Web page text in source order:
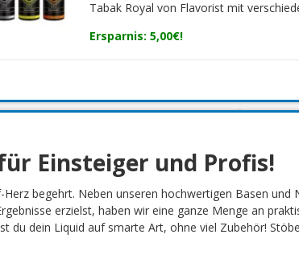
Tabak Royal von Flavorist mit
Ersparnis: 5,00€!
Einsteiger und Profis!
begehrt. Neben unseren hochwertigen Basen
erzielst, haben wir eine ganze Menge an
du dein Liquid auf smarte Art, ohne viel Zubehör!